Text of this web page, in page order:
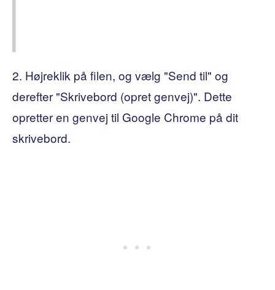
2. Højreklik på filen, og vælg "Send til" og
derefter "Skrivebord (opret genvej)". Dette
opretter en genvej til Google Chrome på dit
skrivebord.